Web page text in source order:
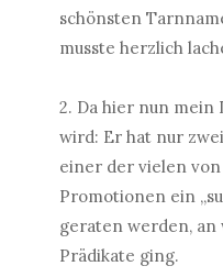
schönsten
musste herzlich
2. Da hier nun
wird: Er hat nur
einer der vielen
Promotionen ein
geraten werden, an
Prädikate ging.